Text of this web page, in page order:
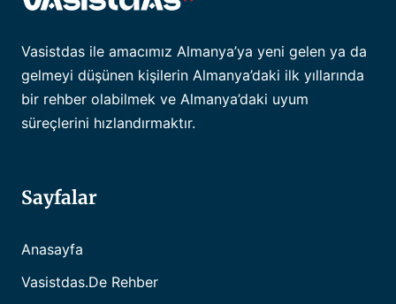
Vasistdas ile amacımız Almanya’ya yeni gelen ya da
gelmeyi düşünen kişilerin Almanya’daki ilk yıllarında
bir rehber olabilmek ve Almanya’daki uyum
süreçlerini hızlandırmaktır.
Sayfalar
Anasayfa
Vasistdas.de Rehber